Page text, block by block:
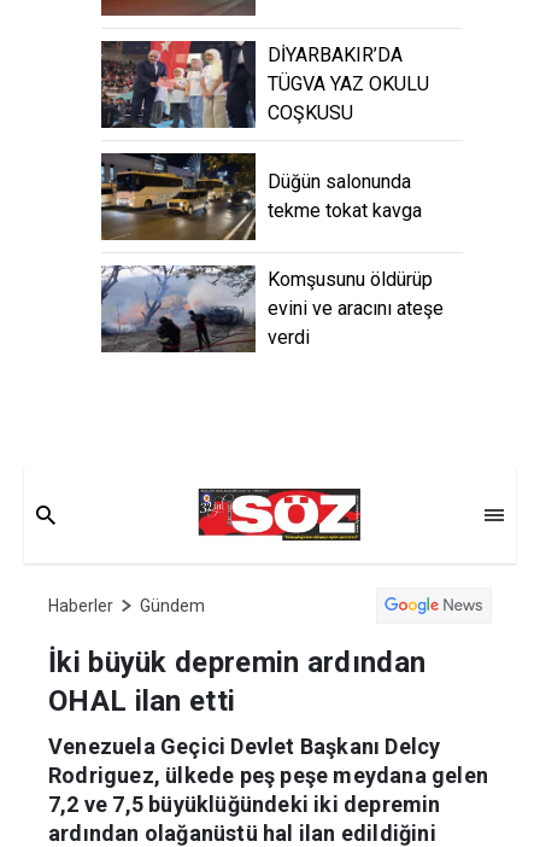
DİYARBAKIR’DA
TÜGVA YAZ OKULU
COŞKUSU
Düğün salonunda
tekme tokat kavga
Komşusunu öldürüp
evini ve aracını ateşe
verdi
İki büyük depremin ardından
OHAL ilan etti
Venezuela Geçici Devlet Başkanı Delcy
Rodriguez, ülkede peş peşe meydana gelen
7,2 ve 7,5 büyüklüğündeki iki depremin